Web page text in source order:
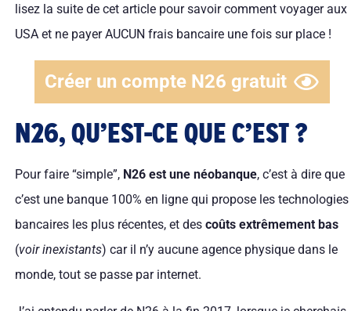
lisez la suite de cet article pour savoir comment voyager aux
USA et ne payer AUCUN frais bancaire une fois sur place !
Créer un compte N26 gratuit
N26, QU’EST-CE QUE C’EST ?
Pour faire “simple”, N26 est une néobanque, c’est à dire que
c’est une banque 100% en ligne qui propose les technologies
bancaires les plus récentes, et des coûts extrêmement bas
(voir inexistants) car il n’y aucune agence physique dans le
monde, tout se passe par internet.